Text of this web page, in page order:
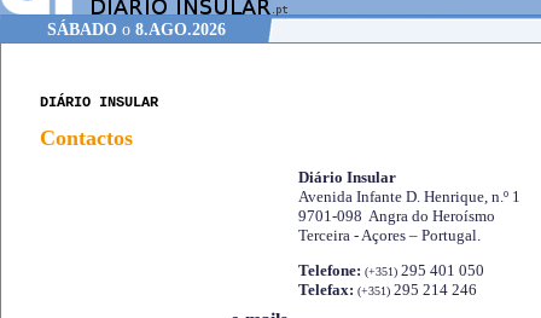
SÁBADOo 8.AGO.2026
DIÁRIO INSULAR
Contactos
Diário Insular
Avenida Infante D. Henrique, n.º 1
9701-098 Angra do Heroísmo
Terceira - Açores – Portugal.
Telefone: (+351) 295 401 050
Telefax: (+351) 295 214 246